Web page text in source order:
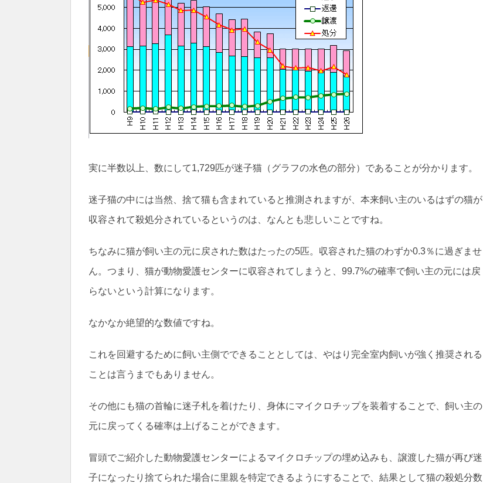
実に半数以上、数にして1,729匹が迷子猫（グラフの水色の部分）であることが分かります。
迷子猫の中には当然、捨て猫も含まれていると推測されますが、本来飼い主のいるはずの猫が
収容されて殺処分されているというのは、なんとも悲しいことですね。
ちなみに猫が飼い主の元に戻された数はたったの5匹。収容された猫のわずか0.3％に過ぎませ
ん。つまり、猫が動物愛護センターに収容されてしまうと、99.7%の確率で飼い主の元には戻
らないという計算になります。
なかなか絶望的な数値ですね。
これを回避するために飼い主側でできることとしては、やはり完全室内飼いが強く推奨される
ことは言うまでもありません。
その他にも猫の首輪に迷子札を着けたり、身体にマイクロチップを装着することで、飼い主の
元に戻ってくる確率は上げることができます。
冒頭でご紹介した動物愛護センターによるマイクロチップの埋め込みも、譲渡した猫が再び迷
子になったり捨てられた場合に里親を特定できるようにすることで、結果として猫の殺処分数